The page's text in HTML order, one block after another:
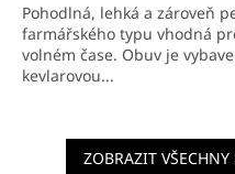
Pohodlná, lehká a zároveň
farmářského typu vhodná
volném čase. Obuv je
kevlarovou...
ZOBRAZIT